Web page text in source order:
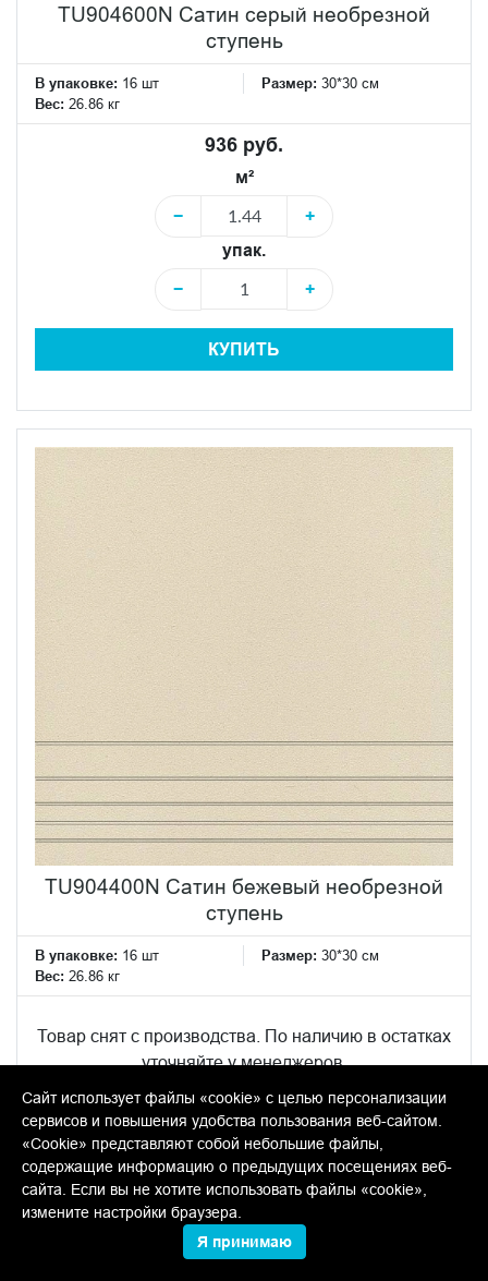
TU904600N Сатин серый необрезной
ступень
В упаковке: 16 шт Размер: 30*30 см
Вес: 26.86 кг
936 руб.
м²
−
+
упак.
−
+
КУПИТЬ
TU904400N Сатин бежевый необрезной
ступень
В упаковке: 16 шт Размер: 30*30 см
Вес: 26.86 кг
Товар снят с производства. По наличию в остатках
уточняйте у менеджеров.
МЕНЮ
Каталог
О компании
Сайт использует файлы «cookie» с целью персонализации
сервисов и повышения удобства пользования веб-сайтом.
«Cookie» представляют собой небольшие файлы,
содержащие информацию о предыдущих посещениях веб-
сайта. Если вы не хотите использовать файлы «cookie»,
измените настройки браузера.
Я принимаю